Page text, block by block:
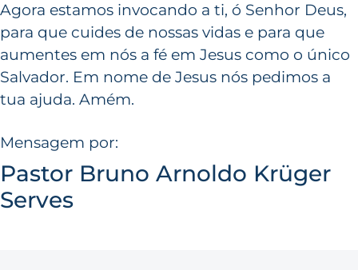
Agora estamos invocando a ti, ó Senhor Deus,
para que cuides de nossas vidas e para que
aumentes em nós a fé em Jesus como o único
Salvador. Em nome de Jesus nós pedimos a
tua ajuda. Amém.
Mensagem por:
Pastor Bruno Arnoldo Krüger
Serves